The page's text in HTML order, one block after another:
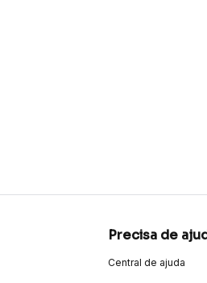
Precisa de
Central de ajuda